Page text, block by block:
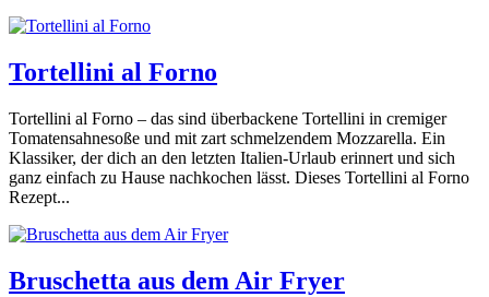
Tortellini al Forno
Tortellini al Forno – das sind überbackene Tortellini in cremiger
Tomatensahnesoße und mit zart schmelzendem Mozzarella. Ein
Klassiker, der dich an den letzten Italien-Urlaub erinnert und sich
ganz einfach zu Hause nachkochen lässt. Dieses Tortellini al Forno
Rezept...
Bruschetta aus dem Air Fryer